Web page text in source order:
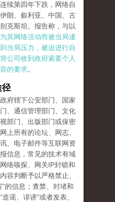
续第四年下跌，网络自
朗、叙利亚、中国、古
克斯坦。报告称，与以
其网络活动而被当局逮
当局压力，被迫进行自
公司收到政府索要个人
的要求。
径
府辖下公安部门、国家
、通信管理部门、文化
部门、出版部门或保密
上所有的论坛、网志、
、电子邮件等互联网资
信息，常见的技术有域
络嗅探、网关IP封锁和
容判断予以严格禁止、
的信息；查禁、封堵和
谣、诽谤”或者发表、